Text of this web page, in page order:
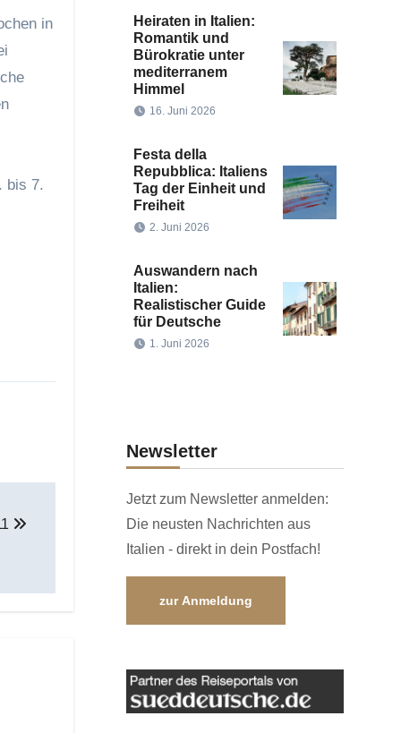
in
bis 7.
Heiraten in Italien:
Romantik und
Bürokratie unter
mediterranem
Himmel
16. Juni 2026
Festa della
Repubblica: Italiens
Tag der Einheit und
Freiheit
2. Juni 2026
Auswandern nach
Italien:
Realistischer Guide
für Deutsche
1. Juni 2026
Newsletter
Jetzt zum Newsletter anmelden:
Die neusten Nachrichten aus
Italien - direkt in dein Postfach!
zur Anmeldung